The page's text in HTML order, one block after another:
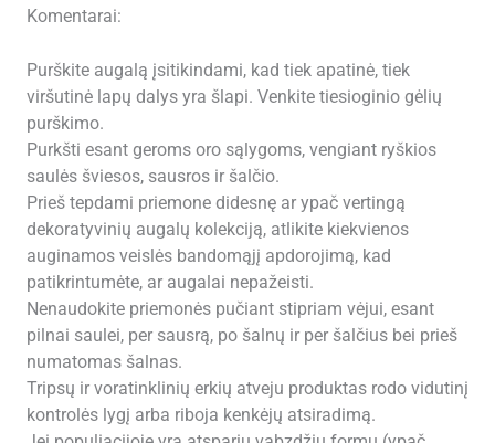
Komentarai:
Purškite augalą įsitikindami, kad tiek apatinė, tiek
viršutinė lapų dalys yra šlapi. Venkite tiesioginio gėlių
purškimo.
Purkšti esant geroms oro sąlygoms, vengiant ryškios
saulės šviesos, sausros ir šalčio.
Prieš tepdami priemone didesnę ar ypač vertingą
dekoratyvinių augalų kolekciją, atlikite kiekvienos
auginamos veislės bandomąjį apdorojimą, kad
patikrintumėte, ar augalai nepažeisti.
Nenaudokite priemonės pučiant stipriam vėjui, esant
pilnai saulei, per sausrą, po šalnų ir per šalčius bei prieš
numatomas šalnas.
Tripsų ir voratinklinių erkių atveju produktas rodo vidutinį
kontrolės lygį arba riboja kenkėjų atsiradimą.